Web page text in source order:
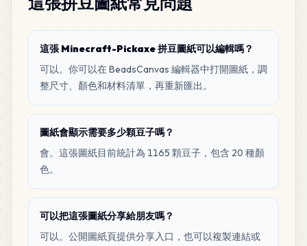
PERLER • 80-19010
Tan
Light Grey
PERLER•80-15181
1
%
Pewter
Toasted Marshmallow
PERLER
這張 Minecraft-Pickaxe 拼豆圖紙可以編輯嗎？
可以。你可以在 BeadsCanvas 編輯器中打開圖紙，調
整尺寸、顏色和材料清單，再重新匯出。
圖紙會顯示需要多少顆豆子嗎？
會。這張圖紙目前統計為 1165 顆豆子，包含 20 種顏
色。
可以把這張圖紙分享給朋友嗎？
可以。公開圖紙頁提供分享入口，也可以複製連結或